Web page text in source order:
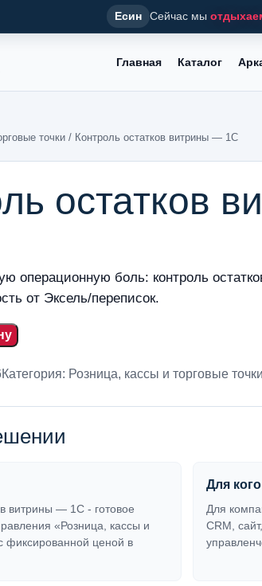
Есин Сейчас мы
Главная Каталог
точки / Контроль остатков витрины — 1С
остатков
операционную боль: контроль
от Эксель/переписок.
Категория: Розница, кассы и торговые точки
витрины — 1С - готовое
«Розница, кассы и
фиксированной ценой в
Для кого
Для
CRM,